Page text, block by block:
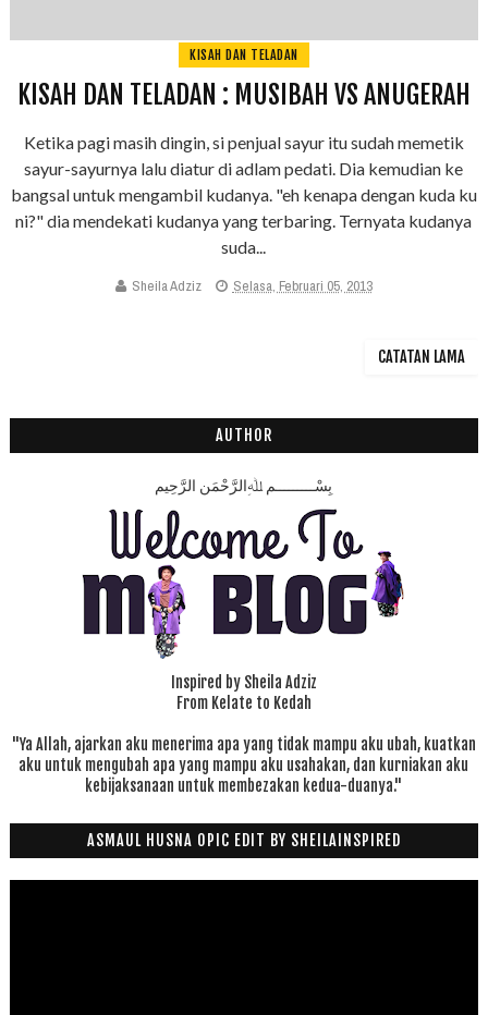
KISAH DAN TELADAN
KISAH DAN TELADAN : MUSIBAH VS ANUGERAH
Ketika pagi masih dingin, si penjual sayur itu sudah memetik
sayur-sayurnya lalu diatur di adlam pedati. Dia kemudian ke
bangsal untuk mengambil kudanya. "eh kenapa dengan kuda ku
ni?" dia mendekati kudanya yang terbaring. Ternyata kudanya
suda...
Sheila Adziz Selasa, Februari 05, 2013
CATATAN LAMA
AUTHOR
بِسْـــــــــمِ ﷲِالرَّحْمَنِ الرَّحِيم
Inspired by Sheila Adziz
From Kelate to Kedah
"Ya Allah, ajarkan aku menerima apa yang tidak mampu aku ubah, kuatkan
aku untuk mengubah apa yang mampu aku usahakan, dan kurniakan aku
kebijaksanaan untuk membezakan kedua-duanya."
ASMAUL HUSNA OPIC EDIT BY SHEILAINSPIRED